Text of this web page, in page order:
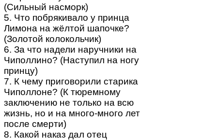
(Сильный насморк)
5. Что побрякивало у принца
Лимона на жёлтой шапочке?
(Золотой колокольчик)
6. За что надели наручники на
Чиполлино? (Наступил на ногу
принцу)
7. К чему приговорили старика
Чиполлоне? (К тюремному
заключению не только на всю
жизнь, но и на много-много лет
после смерти)
8. Какой наказ дал отец